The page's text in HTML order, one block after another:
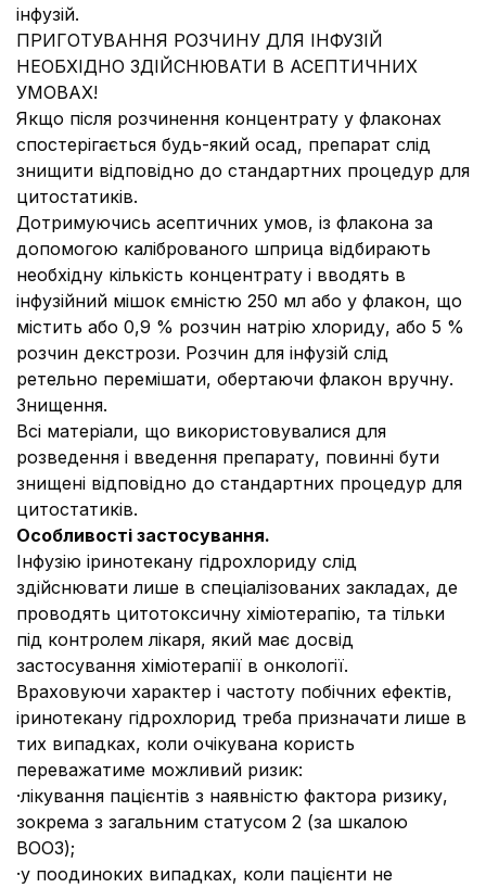
інфузій.
ПРИГОТУВАННЯ РОЗЧИНУ ДЛЯ ІНФУЗІЙ
НЕОБХІДНО ЗДІЙСНЮВАТИ В АСЕПТИЧНИХ
УМОВАХ!
Якщо після розчинення концентрату у флаконах
спостерігається будь-який осад, препарат слід
знищити відповідно до стандартних процедур для
цитостатиків.
Дотримуючись асептичних умов, із флакона за
допомогою каліброваного шприца відбирають
необхідну кількість концентрату і вводять в
інфузійний мішок ємністю 250 мл або у флакон, що
містить або 0,9 % розчин натрію хлориду, або 5 %
розчин декстрози. Розчин для інфузій слід
ретельно перемішати, обертаючи флакон вручну.
Знищення.
Всі матеріали, що використовувалися для
розведення і введення препарату, повинні бути
знищені відповідно до стандартних процедур для
цитостатиків.
Особливості застосування.
Інфузію іринотекану гідрохлориду слід
здійснювати лише в спеціалізованих закладах, де
проводять цитотоксичну хіміотерапію, та тільки
під контролем лікаря, який має досвід
застосування хіміотерапії в онкології.
Враховуючи характер і частоту побічних ефектів,
іринотекану гідрохлорид треба призначати лише в
тих випадках, коли очікувана користь
переважатиме можливий ризик:
·лікування пацієнтів з наявністю фактора ризику,
зокрема з загальним статусом 2 (за шкалою
ВООЗ);
·у поодиноких випадках, коли пацієнти не